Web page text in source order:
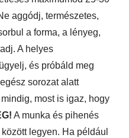
aggódj, természetes,
a forma, a lényeg,
A helyes
és próbáld meg
sorozat alatt
most is igaz, hogy
A munka és pihenés
legyen. Ha például